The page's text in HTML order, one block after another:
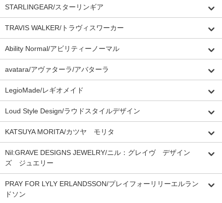
STARLINGEAR/スターリンギア
TRAVIS WALKER/トラヴィスワーカー
Ability Normal/アビリティーノーマル
avatara/アヴァターラ/アバターラ
LegioMade/レギオメイド
Loud Style Design/ラウドスタイルデザイン
KATSUYA MORITA/カツヤ モリタ
Nil:GRAVE DESIGNS JEWELRY/ニル：グレイヴ デザイン
ズ ジュエリー
PRAY FOR LYLY ERLANDSSON/プレイフォーリリーエルラン
ドソン